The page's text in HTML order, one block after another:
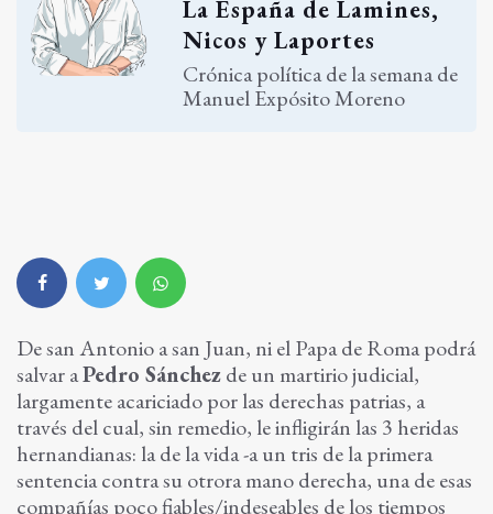
La España de Lamines,
Nicos y Laportes
Crónica política de la semana de
Manuel Expósito Moreno
De san Antonio a san Juan, ni el Papa de Roma podrá
salvar aPedro Sánchezde un martirio judicial,
largamente acariciado por las derechas patrias, a
través del cual, sin remedio, le infligirán las 3 heridas
hernandianas: la de la vida -a un tris de la primera
sentencia contra su otrora mano derecha, una de esas
compañías poco fiables/indeseables de los tiempos